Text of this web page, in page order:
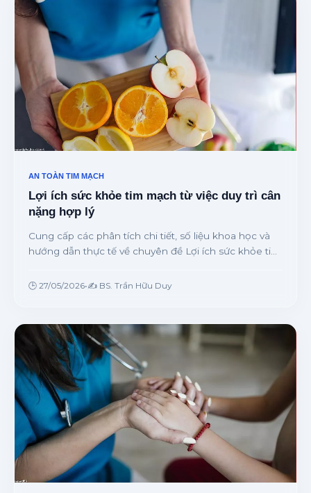
AN TOÀN TIM MẠCH
Lợi ích sức khỏe tim mạch từ việc duy trì cân
nặng hợp lý
Cung cấp các phân tích chi tiết, số liệu khoa học và
hướng dẫn thực tế về chuyên đề Lợi ích sức khỏe tim
🕒 27/05/2026•✍️ BS. Trần Hữu Duy